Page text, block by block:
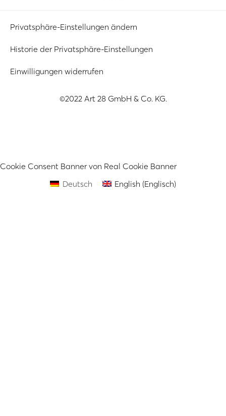
Privatsphäre-Einstellungen ändern
Historie der Privatsphäre-Einstellungen
Einwilligungen widerrufen
©2022 Art 28 GmbH & Co. KG.
Cookie Consent Banner von Real Cookie Banner
Deutsch
English (Englisch)